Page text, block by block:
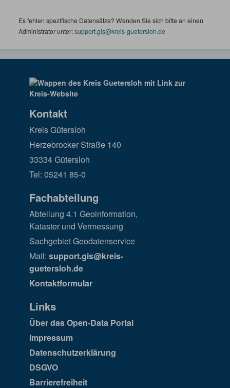
Es fehlen spezifische Datensätze? Wenden Sie sich bitte an einen
Administrator unter:support.gis@kreis-guetersloh.de
Kontakt
Kreis Gütersloh
Herzebrocker Straße 140
33334 Gütersloh
Tel: 05241 85-0
Fachabteilung
Abteilung 4.1 Geoinformation,
Kataster und Vermessung
Sachgebiet Geodatenservice
Mail: support.gis@kreis-
guetersloh.de
Kontaktformular
Links
Über das Open-Data Portal
Impressum
Datenschutzerklärung
DSGVO
Barrierefreiheit